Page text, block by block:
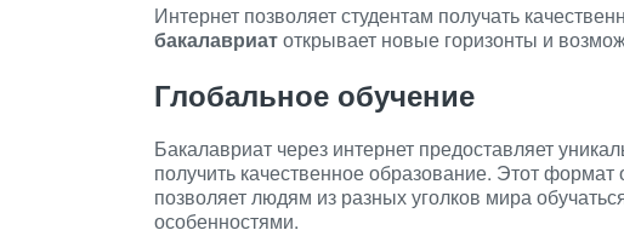
Интернет позволяет студентам получать
бакалавриатоткрывает новые горизонты и
Глобальное обучение
Бакалавриат через интернет предоставляет
получить качественное образование. Этот
позволяет людям из разных уголков мира
особенностями.